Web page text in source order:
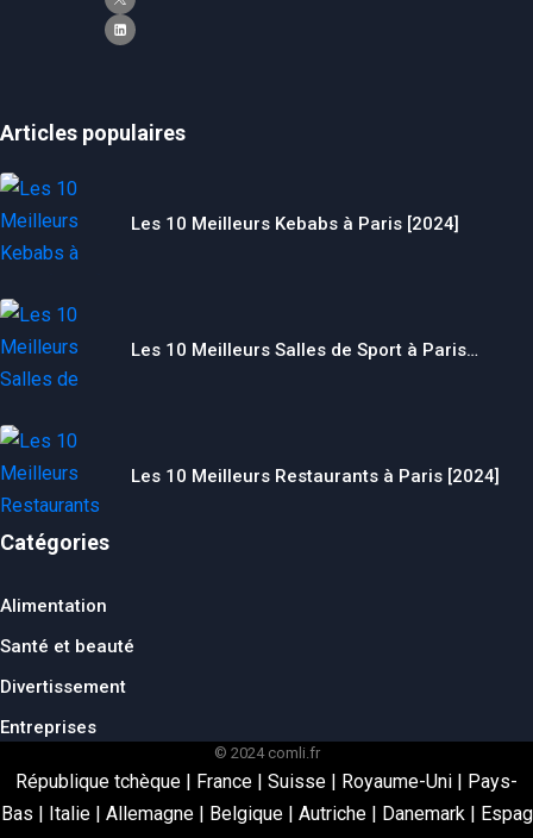
Articles populaires
Les 10 Meilleurs Kebabs à Paris [2024]
Les 10 Meilleurs Salles de Sport à Paris…
Les 10 Meilleurs Restaurants à Paris [2024]
Catégories
Alimentation
Santé et beauté
Divertissement
Entreprises
© 2024 comli.fr
République tchèque France Suisse Royaume-Uni
Pays-
Bas
Italie| Allemagne| Belgique| Autriche| Danemark|
Espag